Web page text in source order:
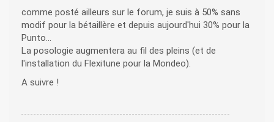
comme posté ailleurs sur le forum, je suis à 50% sans
modif pour la bétaillère et depuis aujourd'hui 30% pour la
Punto...
La posologie augmentera au fil des pleins (et de
l'installation du Flexitune pour la Mondeo).
A suivre !